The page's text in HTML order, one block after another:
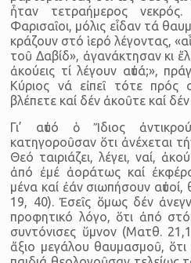
ἦταν τετραήμερος
Φαρισαῖοι, μόλις εἶδαν τά
κράζουν στό ἱερό λέγοντας,
τοῦ Δαβίδ», ἀγανάκτησαν κι
ἀκούεις τί λέγουν αὐτά;»,
Κύριος νά εἰπεῖ τότε πρός
βλέπετε καί δέν ἀκοῦτε καί
Γι’ αὐτό ὁ Ἴδιος
κατηγοροῦσαν ὅτι ἀνέχεται
Θεό ταιριάζει, λέγει, ναί,
ἀπό ἐμέ ἀοράτως καί
μένα καί ἐάν σιωπήσουν
19, 40). Ἐσεῖς ὅμως δέν
προφητικό λόγο, ὅτι ἀπό
συντόνισες ὕμνον (Ματθ.
ἄξιο μεγάλου θαυμασμοῦ,